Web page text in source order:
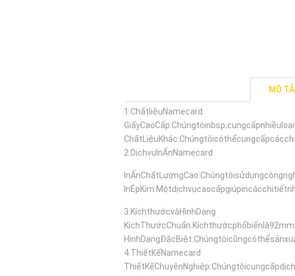
MÔ
1. ChấtliệuNamecard
2. DịchvụInẤnNamecard
3. KíchthướcvàHìnhDạng
4. ThiếtKếNamecard